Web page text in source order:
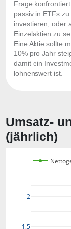
Frage
passiv in ETFs zu
investieren, oder
Einzelaktien zu
Eine Aktie sollte
10% pro Jahr
damit ein
lohnenswert ist.
Umsatz-
(jährlich)
1,5
2